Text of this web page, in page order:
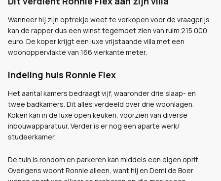
Wanneer hij zijn optrekje weet te verkopen voor de vraagprijs
kan de rapper dus een winst tegemoet zien van ruim 215.000
euro. De koper krijgt een luxe vrijstaande villa met een
woonoppervlakte van 166 vierkante meter.
Indeling huis Ronnie Flex
Het aantal kamers bedraagt vijf, waaronder drie slaap- en
twee badkamers. Dit alles verdeeld over drie woonlagen.
Koken kan in de luxe open keuken, voorzien van diverse
inbouwapparatuur. Verder is er nog een aparte werk/
studeerkamer.
De tuin is rondom en parkeren kan middels een eigen oprit.
Overigens woont Ronnie alleen, want hij en Demi de Boer